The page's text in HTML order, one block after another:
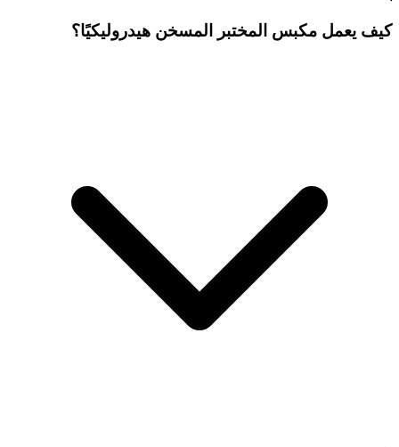
كيف يعمل مكبس المختبر المسخن هيدروليكيًا؟